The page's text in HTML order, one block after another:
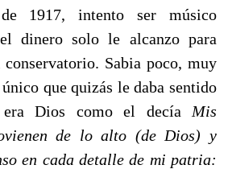
1917, intento ser músico
dinero solo le alcanzo para
Sabia poco, muy
que quizás le daba sentido
Dios como el decía  Mis
de lo alto (de Dios) y
en cada detalle de mi patria: